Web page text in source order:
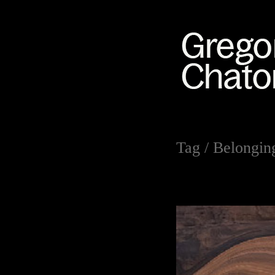
Tag /